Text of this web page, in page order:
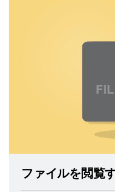
ファイルを閲覧